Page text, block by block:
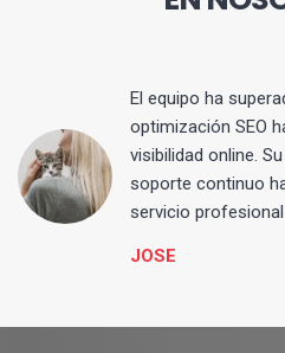
El equipo ha
optimización SEO
visibilidad online.
soporte continuo
servicio
JOSE